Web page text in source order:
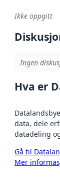
Ikke oppgitt
Ingen
Hva er
data, dele
datadeling
Gå til
Mer